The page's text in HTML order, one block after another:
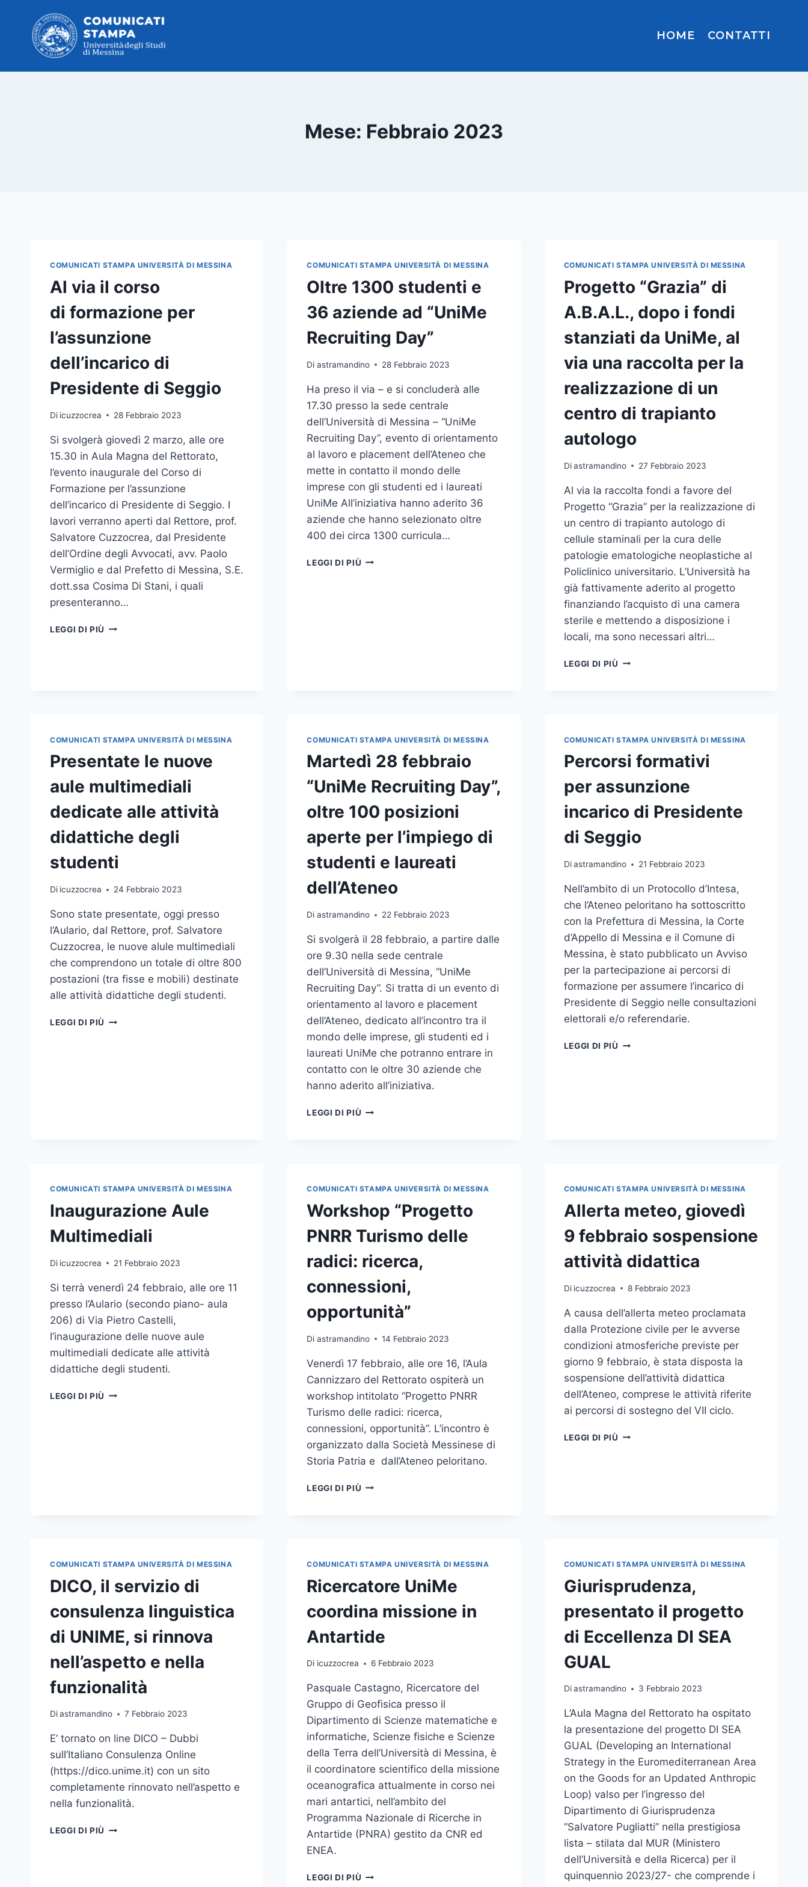
contenuto
HOME CONTATTI
Mese: Febbraio 2023
COMUNICATI STAMPA UNIVERSITÀ DI MESSINA
Al via il corso
di formazione per
l’assunzione
dell’incarico di
Presidente di Seggio
Di icuzzocrea 28 Febbraio 2023
Si svolgerà giovedì 2 marzo, alle ore
15.30 in Aula Magna del Rettorato,
l’evento inaugurale del Corso di
Formazione per l’assunzione
dell’incarico di Presidente di Seggio. I
lavori verranno aperti dal Rettore, prof.
Salvatore Cuzzocrea, dal Presidente
dell’Ordine degli Avvocati, avv. Paolo
Vermiglio e dal Prefetto di Messina, S.E.
dott.ssa Cosima Di Stani, i quali
presenteranno…
LEGGI DI PIÙ AL
PRESIDENTE
SEGGIO
COMUNICATI STAMPA UNIVERSITÀ DI MESSINA
Oltre 1300 studenti e
36 aziende ad “UniMe
Recruiting Day”
Di astramandino 28 Febbraio 2023
Ha preso il via – e si concluderà alle
17.30 presso la sede centrale
dell’Università di Messina – “UniMe
Recruiting Day”, evento di orientamento
al lavoro e placement dell’Ateneo che
mette in contatto il mondo delle
imprese con gli studenti ed i laureati
UniMe All’iniziativa hanno aderito 36
aziende che hanno selezionato oltre
400 dei circa 1300 curricula…
LEGGI DI PIÙ OLTRE
COMUNICATI STAMPA UNIVERSITÀ DI MESSINA
Progetto “Grazia” di
A.B.A.L., dopo i fondi
stanziati da UniMe, al
via una raccolta per la
realizzazione di un
centro di trapianto
autologo
Di astramandino 27 Febbraio 2023
Al via la raccolta fondi a favore del
Progetto “Grazia” per la realizzazione di
un centro di trapianto autologo di
cellule staminali per la cura delle
patologie ematologiche neoplastiche al
Policlinico universitario. L’Università ha
già fattivamente aderito al progetto
finanziando l’acquisto di una camera
sterile e mettendo a disposizione i
locali, ma sono necessari altri…
LEGGI DI PIÙ PROGETTO
FONDI
DA
AL
UNA
PER
LA
REALIZZAZIONE
UN
CENTRO
DI
TRAPIANTO
AUTOLOGO
COMUNICATI STAMPA UNIVERSITÀ DI MESSINA
Presentate le nuove
aule multimediali
dedicate alle attività
didattiche degli
studenti
Di icuzzocrea 24 Febbraio 2023
Sono state presentate, oggi presso
l’Aulario, dal Rettore, prof. Salvatore
Cuzzocrea, le nuove alule multimediali
che comprendono un totale di oltre 800
postazioni (tra fisse e mobili) destinate
alle attività didattiche degli studenti.
LEGGI DI PIÙ PRESENTATE
COMUNICATI STAMPA UNIVERSITÀ DI MESSINA
Martedì 28 febbraio
“UniMe Recruiting Day”,
oltre 100 posizioni
aperte per l’impiego di
studenti e laureati
dell’Ateneo
Di astramandino 22 Febbraio 2023
Si svolgerà il 28 febbraio, a partire dalle
ore 9.30 nella sede centrale
dell’Università di Messina, “UniMe
Recruiting Day”. Si tratta di un evento di
orientamento al lavoro e placement
dell’Ateneo, dedicato all’incontro tra il
mondo delle imprese, gli studenti ed i
laureati UniMe che potranno entrare in
contatto con le oltre 30 aziende che
hanno aderito all’iniziativa.
LEGGI DI PIÙ MARTEDÌ
OLTRE
POSIZIONI
APERTE
PER
DI
E
DELL’ATENEO
COMUNICATI STAMPA UNIVERSITÀ DI MESSINA
Percorsi formativi
per assunzione
incarico di Presidente
di Seggio
Di astramandino 21 Febbraio 2023
Nell’ambito di un Protocollo d’Intesa,
che l’Ateneo peloritano ha sottoscritto
con la Prefettura di Messina, la Corte
d’Appello di Messina e il Comune di
Messina, è stato pubblicato un Avviso
per la partecipazione ai percorsi di
formazione per assumere l’incarico di
Presidente di Seggio nelle consultazioni
elettorali e/o referendarie.
LEGGI DI PIÙ PERCORSI
COMUNICATI STAMPA UNIVERSITÀ DI MESSINA
Inaugurazione Aule
Multimediali
Di icuzzocrea 21 Febbraio 2023
Si terrà venerdì 24 febbraio, alle ore 11
presso l’Aulario (secondo piano- aula
206) di Via Pietro Castelli,
l’inaugurazione delle nuove aule
multimediali dedicate alle attività
didattiche degli studenti.
LEGGI DI PIÙ INAUGURAZIONE
COMUNICATI STAMPA UNIVERSITÀ DI MESSINA
Workshop “Progetto
PNRR Turismo delle
radici: ricerca,
connessioni,
opportunità”
Di astramandino 14 Febbraio 2023
Venerdì 17 febbraio, alle ore 16, l’Aula
Cannizzaro del Rettorato ospiterà un
workshop intitolato “Progetto PNRR
Turismo delle radici: ricerca,
connessioni, opportunità”. L’incontro è
organizzato dalla Società Messinese di
Storia Patria e dall’Ateneo peloritano.
LEGGI DI PIÙ WORKSHOP
RICERCA,
OPPORTUNITÀ”
COMUNICATI STAMPA UNIVERSITÀ DI MESSINA
Allerta meteo, giovedì
9 febbraio sospensione
attività didattica
Di icuzzocrea 8 Febbraio 2023
A causa dell’allerta meteo proclamata
dalla Protezione civile per le avverse
condizioni atmosferiche previste per
giorno 9 febbraio, è stata disposta la
sospensione dell’attività didattica
dell’Ateneo, comprese le attività riferite
ai percorsi di sostegno del VII ciclo.
LEGGI DI PIÙ ALLERTA
COMUNICATI STAMPA UNIVERSITÀ DI MESSINA
DICO, il servizio di
consulenza linguistica
di UNIME, si rinnova
nell’aspetto e nella
funzionalità
Diastramandino 7 Febbraio 2023
E’ tornato on line DICO – Dubbi
sull’Italiano Consulenza Online
(https://dico.unime.it) con un sito
completamente rinnovato nell’aspetto e
nella funzionalità.
LEGGI DI PIÙ DICO,
COMUNICATI STAMPA UNIVERSITÀ DI MESSINA
Ricercatore UniMe
coordina missione in
Antartide
Di icuzzocrea 6 Febbraio 2023
Pasquale Castagno, Ricercatore del
Gruppo di Geofisica presso il
Dipartimento di Scienze matematiche e
informatiche, Scienze fisiche e Scienze
della Terra dell’Università di Messina, è
il coordinatore scientifico della missione
oceanografica attualmente in corso nei
mari antartici, nell’ambito del
Programma Nazionale di Ricerche in
Antartide (PNRA) gestito da CNR ed
ENEA.
LEGGI DI PIÙ RICERCATORE
COMUNICATI STAMPA UNIVERSITÀ DI MESSINA
Giurisprudenza,
presentato il progetto
di Eccellenza DI SEA
GUAL
Di astramandino 3 Febbraio 2023
L’Aula Magna del Rettorato ha ospitato
la presentazione del progetto DI SEA
GUAL (Developing an International
Strategy in the Euromediterranean Area
on the Goods for an Updated Anthropic
Loop) valso per l’ingresso del
Dipartimento di Giurisprudenza
“Salvatore Pugliatti” nella prestigiosa
lista – stilata dal MUR (Ministero
dell’Università e della Ricerca) per il
quinquennio 2023/27- che comprende i